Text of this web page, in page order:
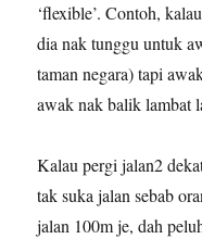
‘flexible’. Contoh,
dia nak tunggu untuk
taman negara) tapi
awak nak balik lambat
Kalau pergi jalan2
tak suka jalan sebab
jalan 100m je, dah